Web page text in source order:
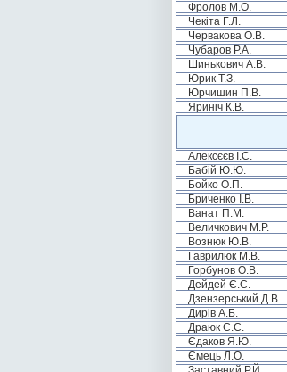
Фролов М.О.
Чекіта Г.Л.
Червакова О.В.
Чубаров Р.А.
Шинькович А.В.
Юрик Т.З.
Юрчишин П.В.
Яриніч К.В.
Алексєєв І.С.
Бабій Ю.Ю.
Бойко О.П.
Бриченко І.В.
Ванат П.М.
Величкович М.Р.
Вознюк Ю.В.
Гаврилюк М.В.
Горбунов О.В.
Дейдей Є.С.
Дзензерський Д.В.
Дирів А.Б.
Драюк С.Є.
Єдаков Я.Ю.
Ємець Л.О.